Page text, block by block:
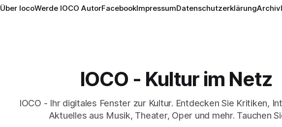
Über IocoWerde IOCO AutorFacebookImpressumDatenschutzerklärungArchiv
IOCO - Kultur im Netz
IOCO - Ihr digitales Fenster zur Kultur. Entdecken Sie Kritiken,
Aktuelles aus Musik, Theater, Oper und mehr. Tauchen